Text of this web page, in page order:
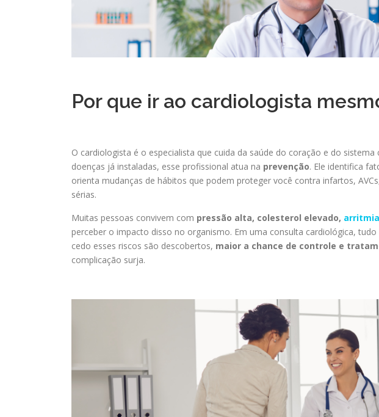
Por que ir ao cardiologista
O cardiologista é o especialista que cuida da saúde do coração e do
doenças já instaladas, esse profissional atua na prevenção. Ele identifica
orienta mudanças de hábitos que podem proteger você contra infartos,
sérias.
Muitas pessoas convivem com pressão alta, colesterol elevado,
perceber o impacto disso no organismo. Em uma consulta cardiológica,
cedo esses riscos são descobertos, maior a chance de controle e
complicação surja.